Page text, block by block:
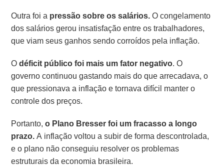
Outra foi a pressão sobre os salários.O congelamento
dos salários gerou insatisfação entre os trabalhadores,
que viam seus ganhos sendo corroídos pela inflação.
Odéficit público foi mais um fator negativo. O
governo continuou gastando mais do que arrecadava, o
que pressionava a inflação e tornava difícil manter o
controle dos preços.
Portanto,o Plano Bresser foi um fracasso a longo
prazo.A inflação voltou a subir de forma descontrolada,
e o plano não conseguiu resolver os problemas
estruturais da economia brasileira.